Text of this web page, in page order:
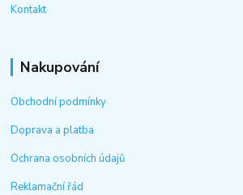
Kontakt
Nakupování
Obchodní podmínky
Doprava a platba
Ochrana osobních údajů
Reklamační řád